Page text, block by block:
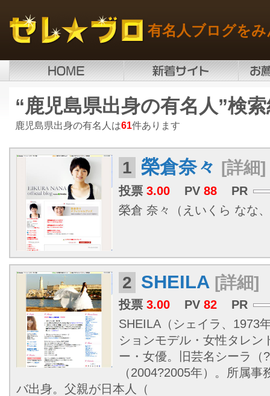
有名人ブログを
“鹿児島県出身の有名人”検
鹿児島県出身の有名人は61件あります
1 榮倉奈々 [詳細]
投票 3.00 PV 88
PR
榮倉 奈々（えいくら なな
2 SHEILA [詳細]
投票 3.00 PV 82
PR
SHEILA（シェイラ、1973
ションモデル・女性タレン
ー・女優。旧芸名シーラ（
（2004?2005年）。所属
バ出身。父親が日本人（